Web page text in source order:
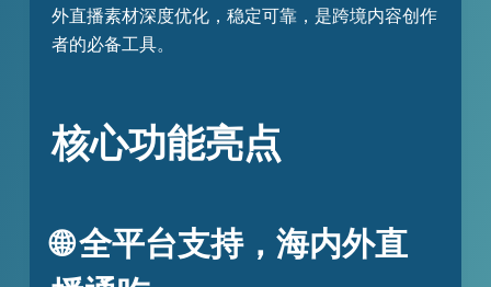
外直播素材深度优化，稳定可靠，是跨境内容创作
者的必备工具。
核心功能亮点
🌐 全平台支持，海内外直